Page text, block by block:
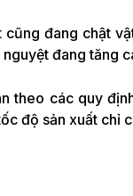
đang chật
đang tăng
theo các quy
độ sản xuất chỉ